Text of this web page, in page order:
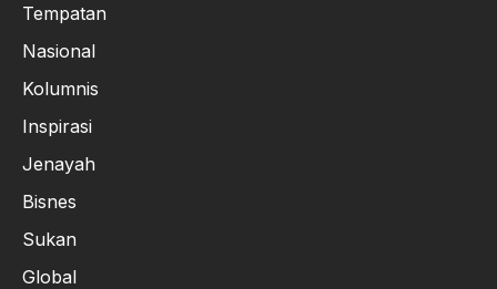
Tempatan
Nasional
Kolumnis
Inspirasi
Jenayah
Bisnes
Sukan
Global